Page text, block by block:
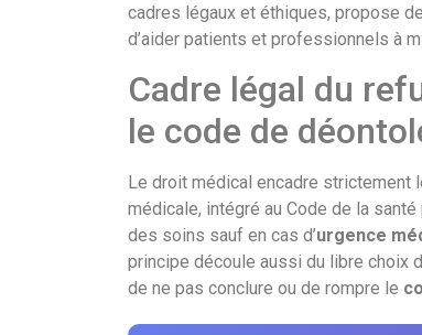
cadres légaux et éthiques, propose
d’aider patients et professionnels à
Cadre légal du
le code de
Le droit médical encadre strictement
médicale, intégré au Code de la
des soins sauf en cas d’urgence
principe découle aussi du libre choix
de ne pas conclure ou de rompre le